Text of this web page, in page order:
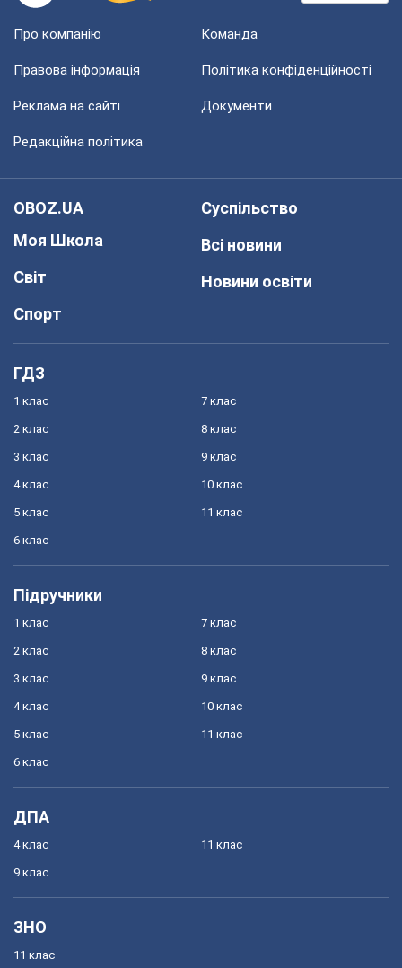
Про компанію Команда
Правова інформація Політика конфіденційності
Реклама на сайті Документи
Редакційна політика
OBOZ.UA
Моя Школа
Світ
Спорт
Суспільство
Всі новини
Новини освіти
ГДЗ
1 клас
2 клас
3 клас
4 клас
5 клас
6 клас
7 клас
8 клас
9 клас
10 клас
11 клас
Підручники
1 клас
2 клас
3 клас
4 клас
5 клас
6 клас
7 клас
8 клас
9 клас
10 клас
11 клас
ДПА
4 клас
9 клас
11 клас
ЗНО
11 клас